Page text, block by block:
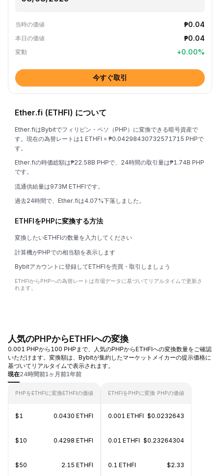
当時の価値 ₱0.04
本日の価値 ₱0.04
変動 +0.00%
今すぐ取引
Ether.fi (ETHFI) について
Ether.fiはBybitでフィリピン・ペソ（PHP）に変換できる暗号資産で
す。現在の為替レートは1 ETHFI = ₱0.04298430732571715 PHPで
す。
Ether.fiの時価総額は₱22.58B PHPで、24時間の取引量は₱1.74B PHP
です。
流通供給量は973M ETHFIです。
過去24時間で、Ether.fiは4.07%下落しました。
ETHFIをPHPに変換する方法
変換したいETHFIの数量を入力してください
計算機がPHPでの相当額を表示します
Bybitアカウントに登録してETHFIを売買・取引しましょう
ETHFIからPHPへの為替レートは市場データに基づいてリアルタイムで更新さ
れます。
人気のPHPからETHFIへの変換
0.001 PHPから100 PHPまで、人気のPHPからETHFIへの変換数量をご確認
いただけます。変換額は、Bybitが集約したマーケットメイカーの提示価格に
基づいてリアルタイムで表示されます。
現在24時間前1ヶ月前1年前
PHPをETHFIに変換ETHFIの価値
$1 0.0430 ETHFI
$10 0.4298 ETHFI
$50 2.15 ETHFI
ETHFIをPHPに変換 PHPの価値
0.001 ETHFI $0.0232643
0.01 ETHFI $0.23264304
0.1 ETHFI $2.33